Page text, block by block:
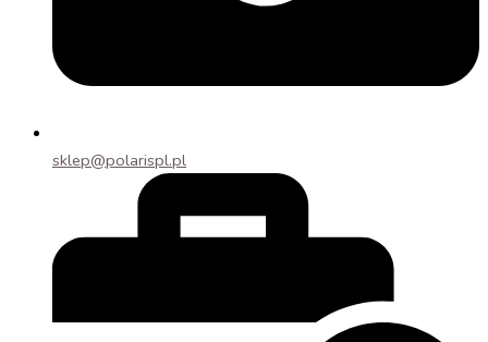
sklep@polarispl.pl